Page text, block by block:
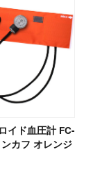
イド血圧計 FC-
カフ オレンジ